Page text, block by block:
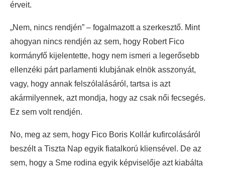
érveit.
„Nem, nincs rendjén” – fogalmazott a szerkesztő. Mint
ahogyan nincs rendjén az sem, hogy Robert Fico
kormányfő kijelentette, hogy nem ismeri a legerősebb
ellenzéki párt parlamenti klubjának elnök asszonyát,
vagy, hogy annak felszólalásáról, tartsa is azt
akármilyennek, azt mondja, hogy az csak női fecsegés.
Ez sem volt rendjén.
No, meg az sem, hogy Fico Boris Kollár kufircolásáról
beszélt a Tiszta Nap egyik fiatalkorú kliensével. De az
sem, hogy a Sme rodina egyik képviselője azt kiabálta